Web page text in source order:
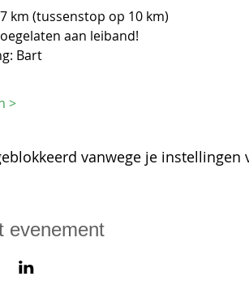
km (tussenstop op 10 km)
aan leiband!
Bart
>
vanwege je
evenement